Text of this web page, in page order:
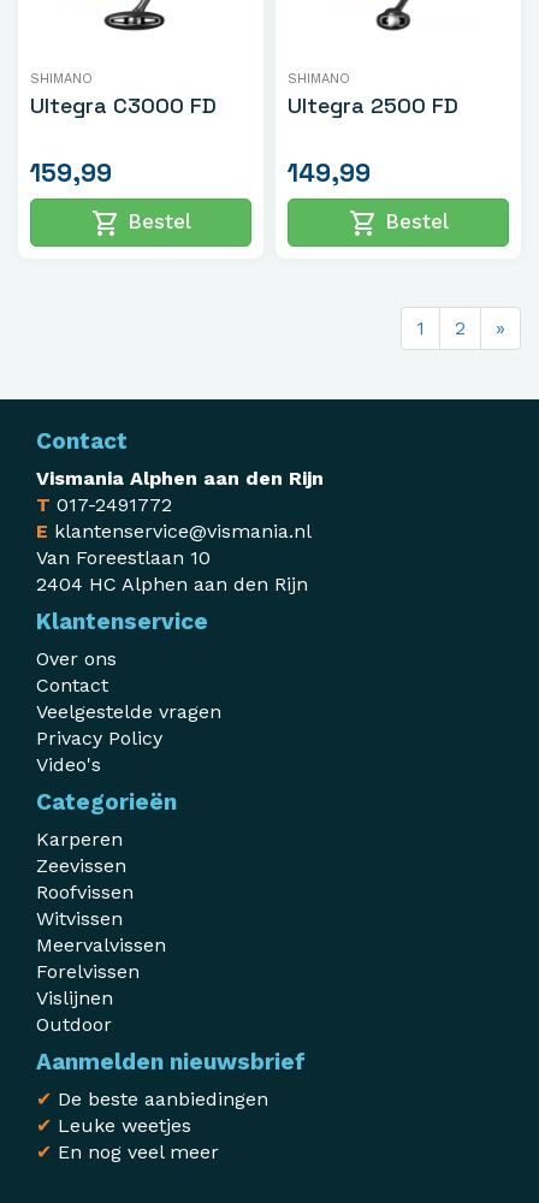
SHIMANO
Ultegra C3000 FD
159,99
shopping_cart Bestel
SHIMANO
Ultegra 2500 FD
149,99
shopping_cart Bestel
1 2 »
Contact
Vismania Alphen aan den Rijn
T 017-2491772
E klantenservice@vismania.nl
Van Foreestlaan 10
2404 HC Alphen aan den Rijn
Klantenservice
Over ons
Contact
Veelgestelde vragen
Privacy Policy
Video's
Categorieën
Karperen
Zeevissen
Roofvissen
Witvissen
Meervalvissen
Forelvissen
Vislijnen
Outdoor
Aanmelden nieuwsbrief
✔ De beste aanbiedingen
✔ Leuke weetjes
✔ En nog veel meer